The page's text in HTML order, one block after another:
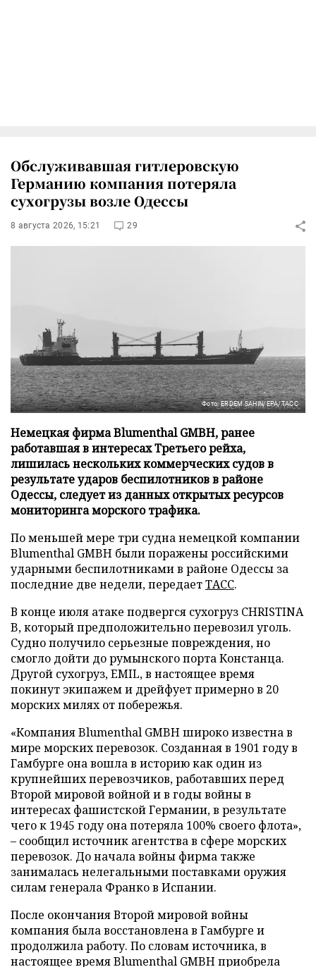
Обслуживавшая гитлеровскую
Германию компания потеряла
сухогрузы возле Одессы
8 августа 2026, 15:21 29
Фото: ERDEM SAHIN/EPA/ТАСС
Немецкая фирма Blumenthal GMBH, ранее
работавшая в интересах Третьего рейха,
лишилась нескольких коммерческих судов в
результате ударов беспилотников в районе
Одессы, следует из данных открытых ресурсов
мониторинга морского трафика.
По меньшей мере три судна немецкой компании
Blumenthal GMBH были поражены российскими
ударными беспилотниками в районе Одессы за
последние две недели, передаетТАСС.
В конце июля атаке подвергся сухогруз CHRISTINA
B, который предположительно перевозил уголь.
Судно получило серьезные повреждения, но
смогло дойти до румынского порта Констанца.
Другой сухогруз, EMIL, в настоящее время
покинут экипажем и дрейфует примерно в 20
морских милях от побережья.
«Компания Blumenthal GMBH широко известна в
мире морских перевозок. Созданная в 1901 году в
Гамбурге она вошла в историю как один из
крупнейших перевозчиков, работавших перед
Второй мировой войной и в годы войны в
интересах фашистской Германии, в результате
чего к 1945 году она потеряла 100% своего флота»,
– сообщил источник агентства в сфере морских
перевозок. До начала войны фирма также
занималась нелегальными поставками оружия
силам генерала Франко в Испании.
После окончания Второй мировой войны
компания была восстановлена в Гамбурге и
продолжила работу. По словам источника, в
настоящее время Blumenthal GMBH приобрела